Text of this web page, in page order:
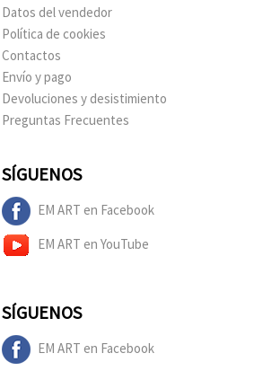
Datos del vendedor
Política de cookies
Contactos
Envío y pago
Devoluciones y desistimiento
Preguntas Frecuentes
SÍGUENOS
EM ART en Facebook
EM ART en YouTube
SÍGUENOS
EM ART en Facebook